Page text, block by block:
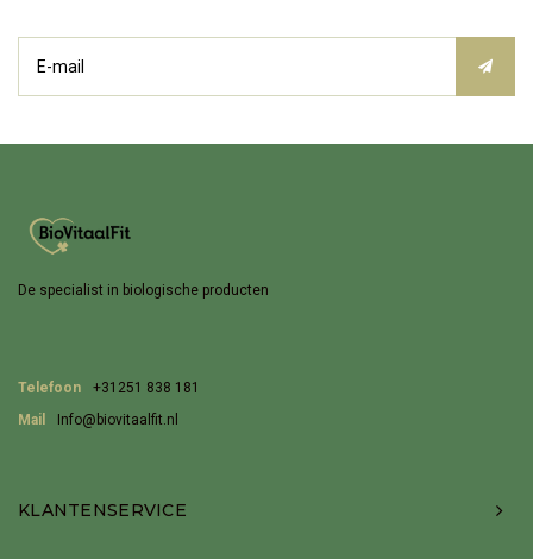
De specialist in biologische producten
Telefoon
+31251 838 181
Mail
Info@biovitaalfit.nl
KLANTENSERVICE